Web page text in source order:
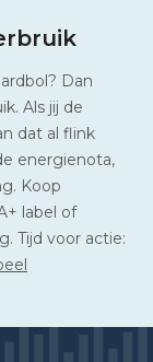
Dan
Als jij de
dat al flink
energienota,
Koop
label of
Tijd voor actie: